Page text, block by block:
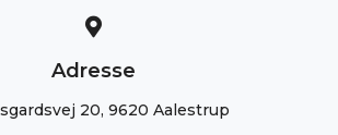
Adresse
20, 9620 Aalestrup